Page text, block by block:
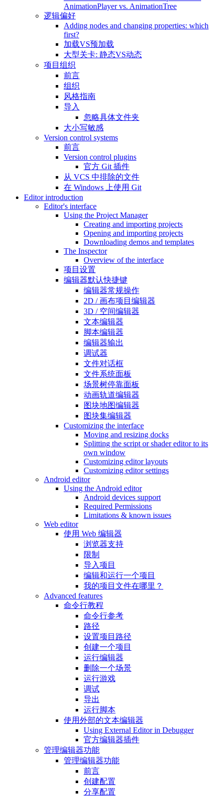
AnimationPlayer vs. AnimationTree
逻辑偏好
Adding nodes and changing properties: which
first?
加载VS预加载
大型关卡: 静态VS动态
项目组织
前言
组织
风格指南
导入
忽略具体文件夹
大小写敏感
Version control systems
前言
Version control plugins
官方 Git 插件
从 VCS 中排除的文件
在 Windows 上使用 Git
Editor introduction
Editor's interface
Using the Project Manager
Creating and importing projects
Opening and importing projects
Downloading demos and templates
The Inspector
Overview of the interface
项目设置
编辑器默认快捷键
编辑器常规操作
2D / 画布项目编辑器
3D / 空间编辑器
文本编辑器
脚本编辑器
编辑器输出
调试器
文件对话框
文件系统面板
场景树停靠面板
动画轨道编辑器
图块地图编辑器
图块集编辑器
Customizing the interface
Moving and resizing docks
Splitting the script or shader editor to its
own window
Customizing editor layouts
Customizing editor settings
Android editor
Using the Android editor
Android devices support
Required Permissions
Limitations & known issues
Web editor
使用 Web 编辑器
浏览器支持
限制
导入项目
编辑和运行一个项目
我的项目文件在哪里？
Advanced features
命令行教程
命令行参考
路径
设置项目路径
创建一个项目
运行编辑器
删除一个场景
运行游戏
调试
导出
运行脚本
使用外部的文本编辑器
Using External Editor in Debugger
官方编辑器插件
管理编辑器功能
管理编辑器功能
前言
创建配置
分享配置